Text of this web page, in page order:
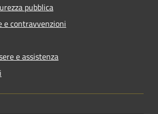
pubblica
e contravvenzioni
e assistenza